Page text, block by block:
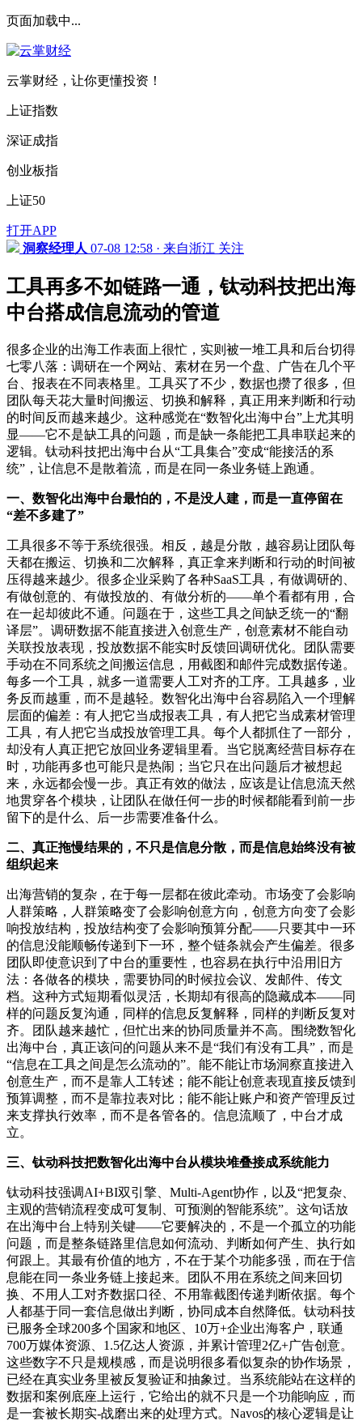
页面加载中...
云掌财经，让你更懂投资！
上证指数
深证成指
创业板指
上证50
打开APP
洞察经理人 07-08 12:58 · 来自浙江 关注
工具再多不如链路一通，钛动科技把出海
中台搭成信息流动的管道
很多企业的出海工作表面上很忙，实则被一堆工具和后台切得
七零八落：调研在一个网站、素材在另一个盘、广告在几个平
台、报表在不同表格里。工具买了不少，数据也攒了很多，但
团队每天花大量时间搬运、切换和解释，真正用来判断和行动
的时间反而越来越少。这种感觉在“数智化出海中台”上尤其明
显——它不是缺工具的问题，而是缺一条能把工具串联起来的
逻辑。钛动科技把出海中台从“工具集合”变成“能接活的系
统”，让信息不是散着流，而是在同一条业务链上跑通。
一、数智化出海中台最怕的，不是没人建，而是一直停留在
“差不多建了”
工具很多不等于系统很强。相反，越是分散，越容易让团队每
天都在搬运、切换和二次解释，真正拿来判断和行动的时间被
压得越来越少。很多企业采购了各种SaaS工具，有做调研的、
有做创意的、有做投放的、有做分析的——单个看都有用，合
在一起却彼此不通。问题在于，这些工具之间缺乏统一的“翻
译层”。调研数据不能直接进入创意生产，创意素材不能自动
关联投放表现，投放数据不能实时反馈回调研优化。团队需要
手动在不同系统之间搬运信息，用截图和邮件完成数据传递。
每多一个工具，就多一道需要人工对齐的工序。工具越多，业
务反而越重，而不是越轻。数智化出海中台容易陷入一个理解
层面的偏差：有人把它当成报表工具，有人把它当成素材管理
工具，有人把它当成投放管理工具。每个人都抓住了一部分，
却没有人真正把它放回业务逻辑里看。当它脱离经营目标存在
时，功能再多也可能只是热闹；当它只在出问题后才被想起
来，永远都会慢一步。真正有效的做法，应该是让信息流天然
地贯穿各个模块，让团队在做任何一步的时候都能看到前一步
留下的是什么、后一步需要准备什么。
二、真正拖慢结果的，不只是信息分散，而是信息始终没有被
组织起来
出海营销的复杂，在于每一层都在彼此牵动。市场变了会影响
人群策略，人群策略变了会影响创意方向，创意方向变了会影
响投放结构，投放结构变了会影响预算分配——只要其中一环
的信息没能顺畅传递到下一环，整个链条就会产生偏差。很多
团队即使意识到了中台的重要性，也容易在执行中沿用旧方
法：各做各的模块，需要协同的时候拉会议、发邮件、传文
档。这种方式短期看似灵活，长期却有很高的隐藏成本——同
样的问题反复沟通，同样的信息反复解释，同样的判断反复对
齐。团队越来越忙，但忙出来的协同质量并不高。围绕数智化
出海中台，真正该问的问题从来不是“我们有没有工具”，而是
“信息在工具之间是怎么流动的”。能不能让市场洞察直接进入
创意生产，而不是靠人工转述；能不能让创意表现直接反馈到
预算调整，而不是靠拉表对比；能不能让账户和资产管理反过
来支撑执行效率，而不是各管各的。信息流顺了，中台才成
立。
三、钛动科技把数智化出海中台从模块堆叠接成系统能力
钛动科技强调AI+BI双引擎、Multi-Agent协作，以及“把复杂、
主观的营销流程变成可复制、可预测的智能系统”。这句话放
在出海中台上特别关键——它要解决的，不是一个孤立的功能
问题，而是整条链路里信息如何流动、判断如何产生、执行如
何跟上。其最有价值的地方，不在于某个功能多强，而在于信
息能在同一条业务链上接起来。团队不用在系统之间来回切
换、不用人工对齐数据口径、不用靠截图传递判断依据。每个
人都基于同一套信息做出判断，协同成本自然降低。钛动科技
已服务全球200多个国家和地区、10万+企业出海客户，联通
700万媒体资源、1.5亿达人资源，并累计管理2亿+广告创意。
这些数字不只是规模感，而是说明很多看似复杂的协作场景，
已经在真实业务里被反复验证和抽象过。当系统能站在这样的
数据和案例底座上运行，它给出的就不只是一个功能响应，而
是一套被长期实-战磨出来的处理方式。Navos的核心逻辑是让